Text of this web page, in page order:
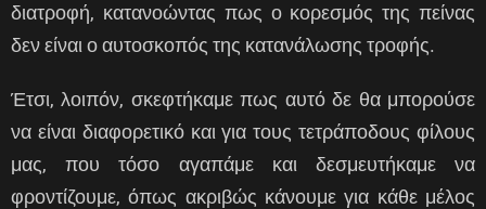
διατροφή, κατανοώντας πως ο κορεσμός της πείνας
δεν είναι ο αυτοσκοπός της κατανάλωσης τροφής.
Έτσι, λοιπόν, σκεφτήκαμε πως αυτό δε θα μπορούσε
να είναι διαφορετικό και για τους τετράποδους φίλους
μας, που τόσο αγαπάμε και δεσμευτήκαμε να
φροντίζουμε, όπως ακριβώς κάνουμε για κάθε μέλος